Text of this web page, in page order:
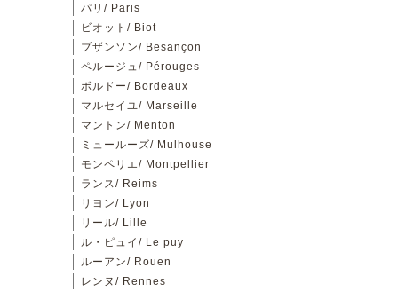
パリ/ Paris
ビオット/ Biot
ブザンソン/ Besançon
ペルージュ/ Pérouges
ボルドー/ Bordeaux
マルセイユ/ Marseille
マントン/ Menton
ミュールーズ/ Mulhouse
モンペリエ/ Montpellier
ランス/ Reims
リヨン/ Lyon
リール/ Lille
ル・ピュイ/ Le puy
ルーアン/ Rouen
レンヌ/ Rennes